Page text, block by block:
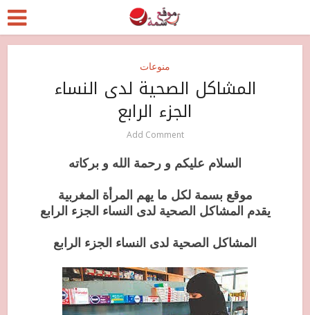
منوعات
المشاكل الصحية لدى النساء
الجزء الرابع
Add Comment
السلام عليكم و رحمة الله و بركاته
موقع بسمة لكل ما يهم المرأة المغربية
يقدم المشاكل الصحية لدى النساء الجزء الرابع
المشاكل الصحية لدى النساء الجزء الرابع